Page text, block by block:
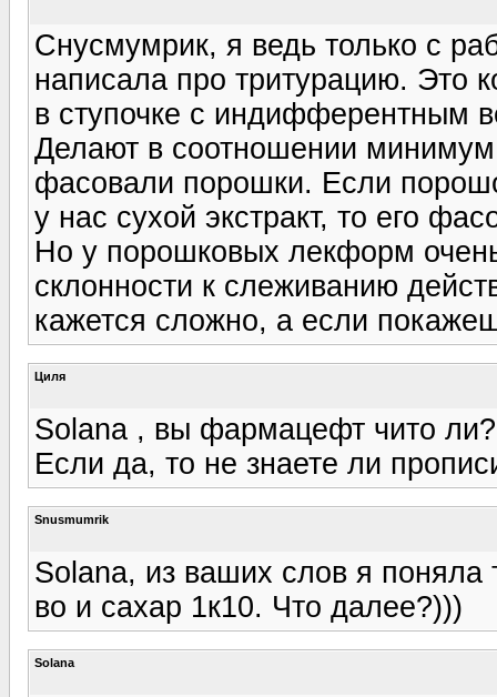
Снусмумрик, я ведь только с
написала про тритурацию. Это
в ступочке с индифферентным
Делают в соотношении
фасовали порошки. Если
у нас сухой экстракт, то его
Но у порошковых лекформ очень
склонности к слеживанию
кажется сложно, а если
Циля
Solana , вы фармацефт чито
Если да, то не знаете ли
Snusmumrik
Solana, из ваших слов я поняла
во и сахар 1к10. Что далее?)))
Solana